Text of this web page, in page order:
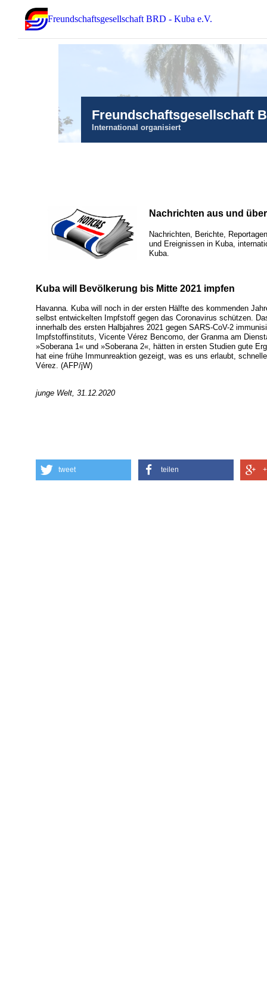
Freundschaftsgesellschaft BRD - Kuba e.V.
Freundschaftsgesellschaft
International organisiert
Nachrichten aus und
Nachrichten, Berichte,
und Ereignissen in Kuba,
Kuba.
Kuba will Bevölkerung bis Mitte 2021 impfen
Havanna. Kuba will noch in der ersten Hälfte des kommenden
selbst entwickelten Impfstoff gegen das Coronavirus schützen.
innerhalb des ersten Halbjahres 2021 gegen SARS-CoV-2
Impfstoffinstituts, Vicente Vérez Bencomo, der Granma am
»Soberana 1« und »Soberana 2«, hätten in ersten Studien gute
hat eine frühe Immunreaktion gezeigt, was es uns erlaubt,
Vérez. (AFP/jW)
junge Welt, 31.12.2020
tweet teilen